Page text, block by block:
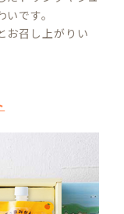
です。
お召し上がりい